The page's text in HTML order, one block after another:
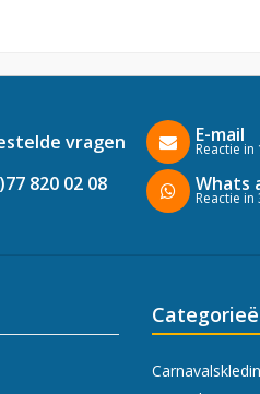
vragen
820 02 08
E-mail
Reactie in
Whats
Reactie